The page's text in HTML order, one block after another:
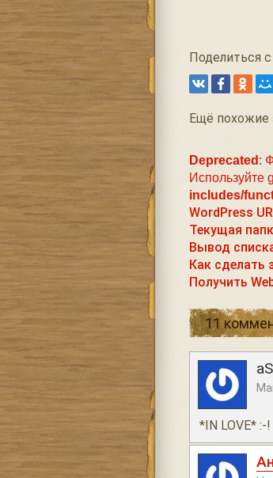
Поделиться
Ещё похожие
Deprecated :
Используйте
includes/
WordPress
Текущая
Вывод
Как сделать
Получить
11
*IN LOVE* :-!